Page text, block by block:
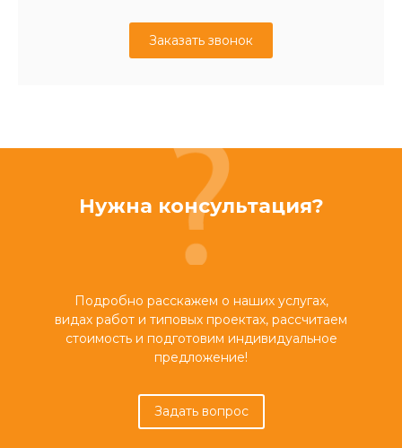
Заказать звонок
Нужна консультация?
Подробно расскажем о наших услугах,
видах работ и типовых проектах, рассчитаем
стоимость и подготовим индивидуальное
предложение!
Задать вопрос